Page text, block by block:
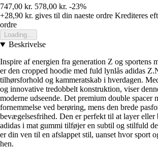
747,00 kr. 578,00 kr. -23%
+28,90 kr. gives til din naeste ordre Krediteres
ordre
Loading...
Beskrivelse
Inspire af energien fra generation Z og sportens
er den cropped hoodie med fuld lynlås adidas
tilhørsforhold og kammeratskab i hverdagen.
og innovative tredobbelt konstruktion, viser
moderne udseende. Det premium double spacer
fornemmelse ved berøring, mens den brede
bevægelsesfrihed. Den er perfekt til at layer
adidas i mat gummi tilføjer en subtil og stilfuld
er din ven til en afslappet stil, uanset hvor sport
hen.